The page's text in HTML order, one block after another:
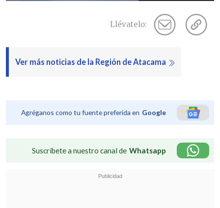
Llévatelo:
Ver más noticias de la Región de Atacama
Agréganos como tu fuente preferida en Google
Suscríbete a nuestro canal de Whatsapp